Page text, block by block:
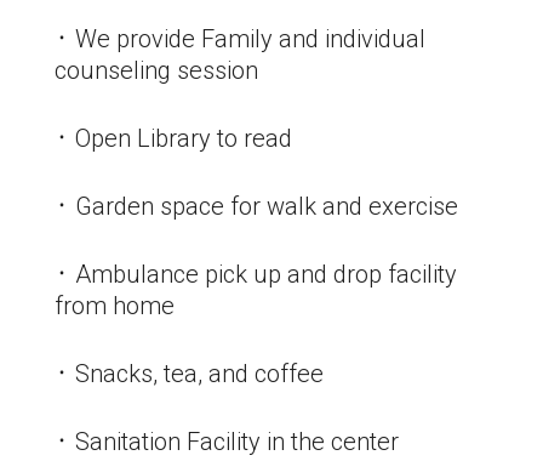
᛫ We provide Family and individual
counseling session
᛫ Open Library to read
᛫ Garden space for walk and exercise
᛫ Ambulance pick up and drop facility
from home
᛫ Snacks, tea, and coffee
᛫ Sanitation Facility in the center